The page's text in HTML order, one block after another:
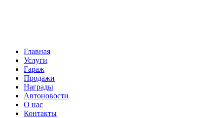
Главная
Услуги
Гараж
Продажи
Награды
Автоновости
О нас
Контакты